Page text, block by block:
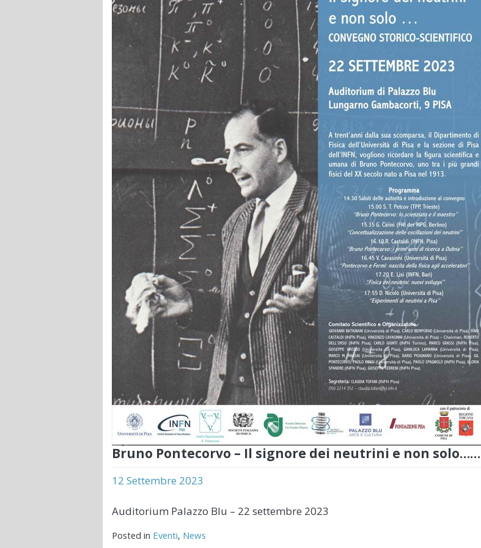
Bruno Pontecorvo – Il signore dei neutrini e non solo……
12 Settembre 2023
Auditorium Palazzo Blu – 22 settembre 2023
Posted in Eventi, News